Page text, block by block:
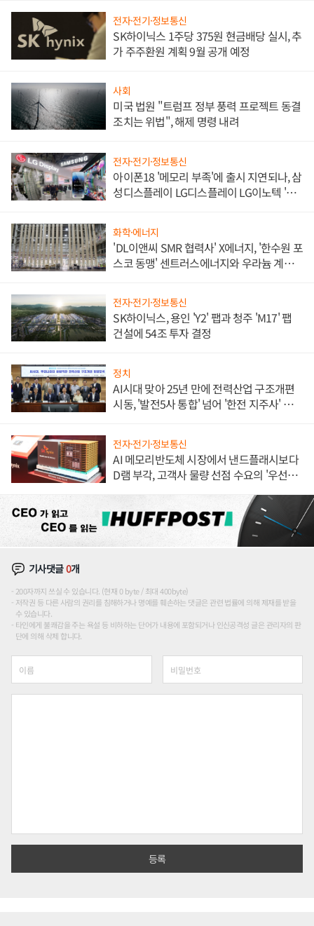
전자·전기·정보통신
SK하이닉스 1주당 375원 현금배당 실시, 추
가 주주환원 계획 9월 공개 예정
사회
미국 법원 "트럼프 정부 풍력 프로젝트 동결
조치는 위법", 해제 명령 내려
전자·전기·정보통신
아이폰18 '메모리 부족'에 출시 지연되나, 삼
성디스플레이 LG디스플레이 LG이노텍 '탈
화학·에너지
'DL이앤씨 SMR 협력사' X에너지, '한수원 포
스코 동맹' 센트러스에너지와 우라늄 계약
전자·전기·정보통신
SK하이닉스, 용인 'Y2' 팹과 청주 'M17' 팹
건설에 54조 투자 결정
정치
AI시대 맞아 25년 만에 전력산업 구조개편
시동, '발전5사 통합' 넘어 '한전 지주사' 재편
전자·전기·정보통신
AI 메모리반도체 시장에서 낸드플래시보다
D램 부각, 고객사 물량 선점 수요의 '우선순
기사댓글0개
200자까지 쓰실 수 있습니다. (현재 0 byte / 최대 400byte)
저작권 등 다른 사람의 권리를 침해하거나 명예를 훼손하는 댓글은 관련 법률에 의해 제재를 받을
수 있습니다.
타인에게 불쾌감을 주는 욕설 등 비하하는 단어가 내용에 포함되거나 인신공격성 글은 관리자의 판
단에 의해 삭제 합니다.